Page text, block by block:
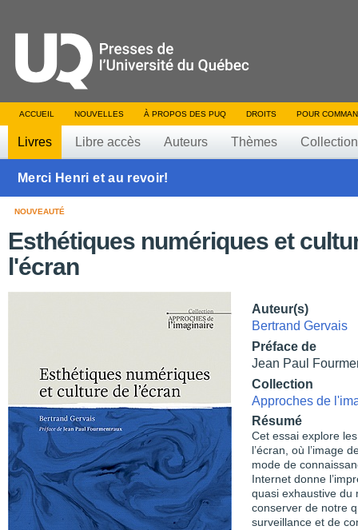
ACCUEIL NOUVELLES À PROPOS DES PUQ DROITS POUR
Livres Libre accès Auteurs Thèmes
Merci Henri et au revoir!
NOUVEAUTÉ
Esthétiques numériques et
l'écran
Auteur(s)
Bertrand Gervais
Préface de
Jean Paul
Collection
Approches de
Résumé
Cet essai explore
l’écran, où l’image
mode de
Internet donne
quasi exhaustive du
conserver de notre
surveillance et de